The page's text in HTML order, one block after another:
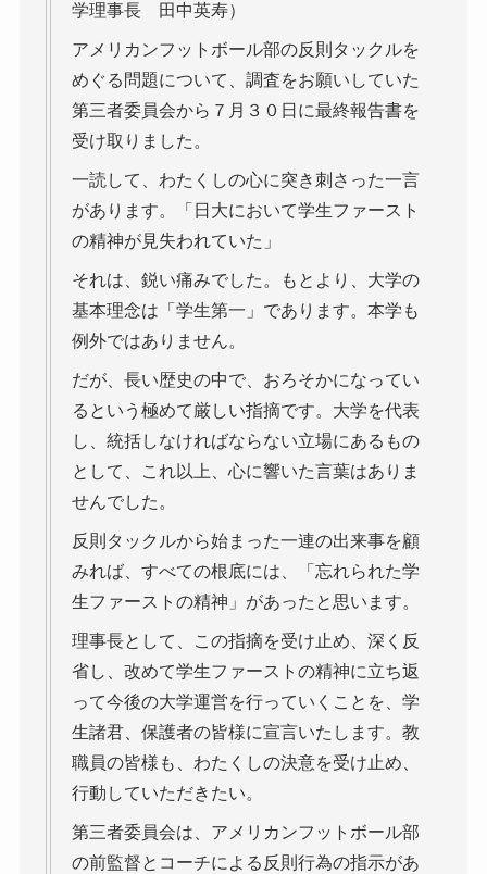
学理事長 田中英寿）
アメリカンフットボール部の反則タックルを
めぐる問題について、調査をお願いしていた
第三者委員会から７月３０日に最終報告書を
受け取りました。
一読して、わたくしの心に突き刺さった一言
があります。「日大において学生ファースト
の精神が見失われていた」
それは、鋭い痛みでした。もとより、大学の
基本理念は「学生第一」であります。本学も
例外ではありません。
だが、長い歴史の中で、おろそかになってい
るという極めて厳しい指摘です。大学を代表
し、統括しなければならない立場にあるもの
として、これ以上、心に響いた言葉はありま
せんでした。
反則タックルから始まった一連の出来事を顧
みれば、すべての根底には、「忘れられた学
生ファーストの精神」があったと思います。
理事長として、この指摘を受け止め、深く反
省し、改めて学生ファーストの精神に立ち返
って今後の大学運営を行っていくことを、学
生諸君、保護者の皆様に宣言いたします。教
職員の皆様も、わたくしの決意を受け止め、
行動していただきたい。
第三者委員会は、アメリカンフットボール部
の前監督とコーチによる反則行為の指示があ